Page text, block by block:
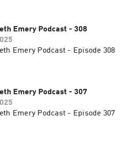
Emery Podcast - 308
Emery Podcast - Episode 308
Emery Podcast - 307
Emery Podcast - Episode 307